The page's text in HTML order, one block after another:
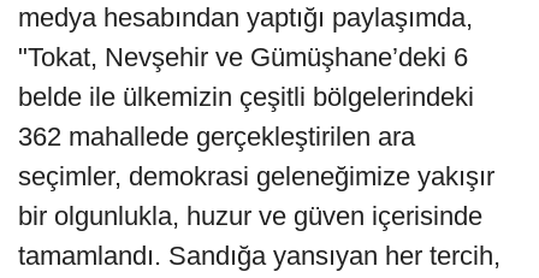
medya hesabından yaptığı paylaşımda,
"Tokat, Nevşehir ve Gümüşhane’deki 6
belde ile ülkemizin çeşitli bölgelerindeki
362 mahallede gerçekleştirilen ara
seçimler, demokrasi geleneğimize yakışır
bir olgunlukla, huzur ve güven içerisinde
tamamlandı. Sandığa yansıyan her tercih,